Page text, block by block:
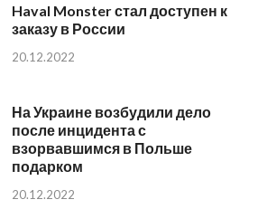
Haval Monster стал доступен к
заказу в России
20.12.2022
На Украине возбудили дело
после инцидента с
взорвавшимся в Польше
подарком
20.12.2022